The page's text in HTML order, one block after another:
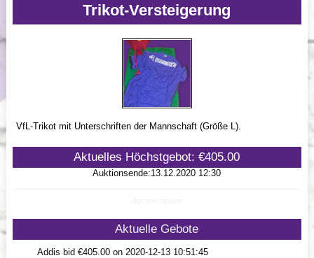
Trikot-Versteigerung
VfL-Trikot mit Unterschriften der Mannschaft (Größe L).
Aktuelles Höchstgebot: €405.00
Auktionsende:13.12.2020 12:30
Aktuelle Gebote
Addis bid €405.00 on 2020-12-13 10:51:45